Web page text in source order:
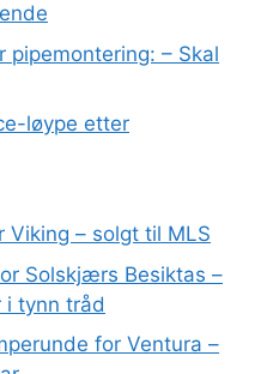
pipemontering: – Skal
løype etter
Viking – solgt til MLS
Solskjærs Besiktas –
i tynn tråd
for Ventura –